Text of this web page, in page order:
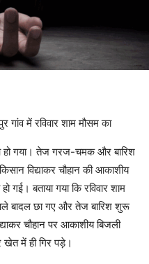
गांव में रविवार शाम मौसम का
हो गया। तेज गरज-चमक और बारिश
विद्याकर चौहान की आकाशीय
गई। बताया गया कि रविवार शाम
बादल छा गए और तेज बारिश शुरू
चौहान पर आकाशीय बिजली
में ही गिर पड़े।